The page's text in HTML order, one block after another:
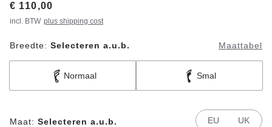
Price:
€ 110,00
incl. BTW plus shipping cost
Breedte: Selecteren a.u.b. Maattabel
Normaal Smal
Maat: Selecteren a.u.b. EU UK